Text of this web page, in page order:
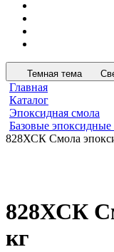
Темная тема
Главная
Каталог
Эпоксидная смола
Базовые
828ХСК Смола
828ХСК
кг